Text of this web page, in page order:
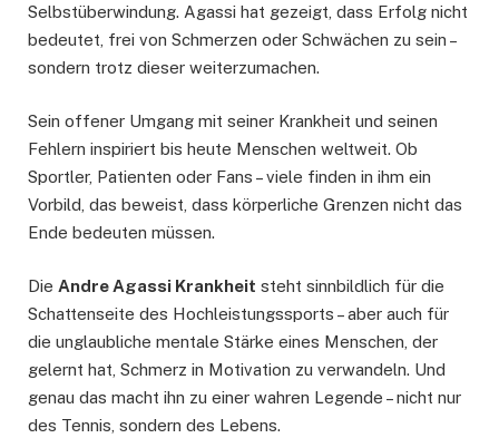
Selbstüberwindung. Agassi hat gezeigt, dass Erfolg nicht
bedeutet, frei von Schmerzen oder Schwächen zu sein –
sondern trotz dieser weiterzumachen.
Sein offener Umgang mit seiner Krankheit und seinen
Fehlern inspiriert bis heute Menschen weltweit. Ob
Sportler, Patienten oder Fans – viele finden in ihm ein
Vorbild, das beweist, dass körperliche Grenzen nicht das
Ende bedeuten müssen.
Die Andre Agassi Krankheit steht sinnbildlich für die
Schattenseite des Hochleistungssports – aber auch für
die unglaubliche mentale Stärke eines Menschen, der
gelernt hat, Schmerz in Motivation zu verwandeln. Und
genau das macht ihn zu einer wahren Legende – nicht nur
des Tennis, sondern des Lebens.